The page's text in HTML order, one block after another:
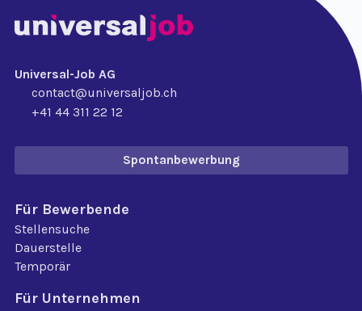
Universal-Job AG
contact@universaljob.ch
+41 44 311 22 12
Spontanbewerbung
Für Bewerbende
Stellensuche
Dauerstelle
Temporär
Für Unternehmen